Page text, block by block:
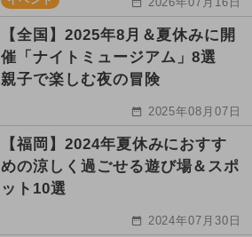
【全国】2025年8月＆夏休みに開
催「ナイトミュージアム」8選
親子で楽しむ夜の冒険
2025年08月07日
【福岡】2024年夏休みにおすす
めの涼しく過ごせる遊び場＆スポ
ット10選
2024年07月30日